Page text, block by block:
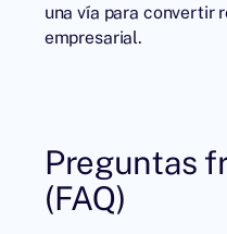
una vía para convertir
empresarial.
Preguntas
(FAQ)